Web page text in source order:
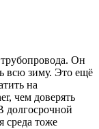
Он
всю зиму. Это ещё
на
чем доверять
долгосрочной
среда тоже